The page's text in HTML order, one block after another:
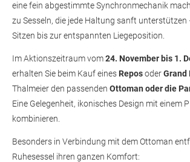
eine fein abgestimmte Synchronmechanik
zu Sesseln, die jede Haltung sanft
Sitzen bis zur entspannten Liegeposition.
Im Aktionszeitraum vom24. November bis 1.
erhalten Sie beim Kauf eines ReposoderGrand
Thalmeier den passenden Ottoman oder die
Eine Gelegenheit, ikonisches Design mit einem
kombinieren.
Besonders in Verbindung mit dem Ottoman
Ruhesessel ihren ganzen Komfort: